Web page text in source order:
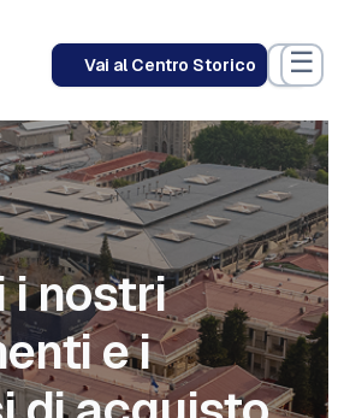
Vai al Centro Storico ☰
i nostri
e i